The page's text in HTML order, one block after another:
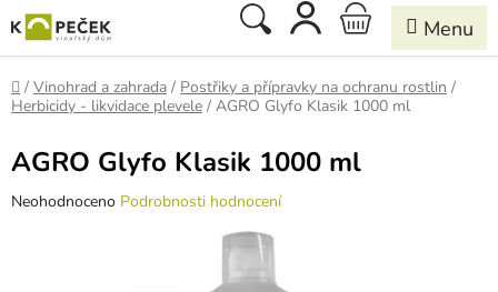
na
obsah
Hledat
NÁKUPNÍ
KOŠÍK
Domů
/ Vinohrad a zahrada / Postřiky a přípravky na ochranu rostlin /
Herbicidy - likvidace plevele / AGRO Glyfo Klasik 1000 ml
AGRO Glyfo Klasik 1000 ml
Průměrné
Neohodnoceno Podrobnosti hodnocení